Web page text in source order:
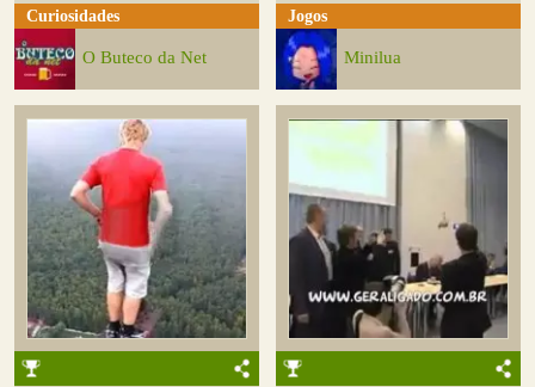
Curiosidades
O Buteco da Net
Jogos
Minilua